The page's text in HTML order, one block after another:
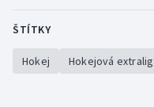
ŠTÍTKY
Hokej Hokejová